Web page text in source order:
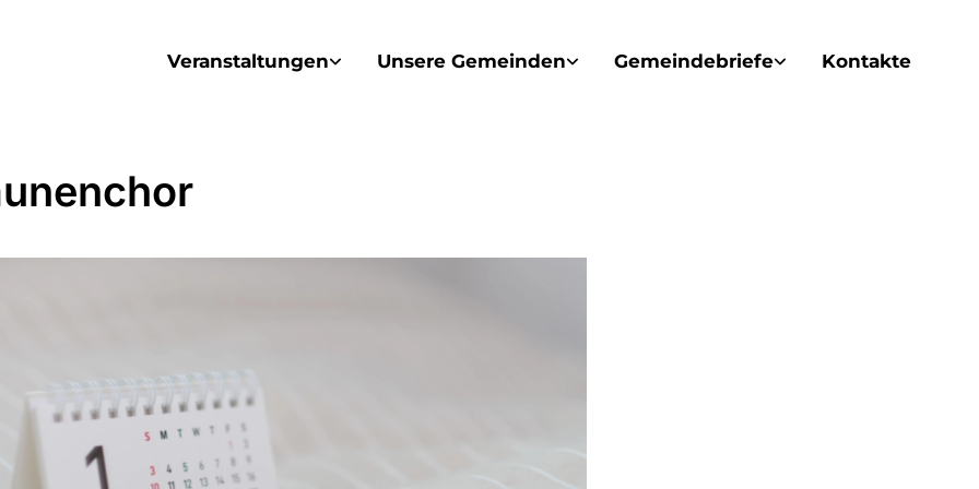
Veranstaltungen Unsere Gemeinden Gemeindebriefe Kontakte